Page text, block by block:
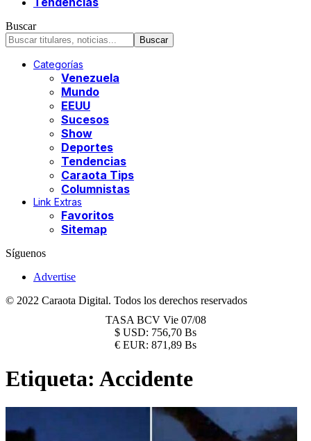
Buscar
Categorías
Venezuela
Mundo
EEUU
Sucesos
Show
Deportes
Tendencias
Caraota Tips
Columnistas
Link Extras
Favoritos
Sitemap
Síguenos
Advertise
© 2022 Caraota Digital. Todos los derechos reservados
TASA BCV Vie 07/08
$ USD: 756,70 Bs
€ EUR: 871,89 Bs
Etiqueta: Accidente